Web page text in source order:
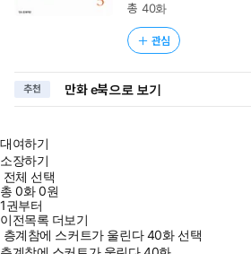
총 40화
관심
추천 만화 e북으로 보기
대여하기
소장하기
전체 선택
총0화0원
1권부터
이전목록 더보기
층계참에 스커트가 울린다 40화 선택